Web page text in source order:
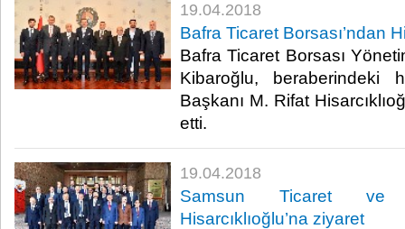
19.04.2018
Bafra Ticaret Borsası’ndan
Bafra Ticaret Borsası
Kibaroğlu, beraberindeki
Başkanı M. Rifat
etti.​
19.04.2018
Samsun Ticaret ve
Hisarcıklıoğlu’na ziyaret